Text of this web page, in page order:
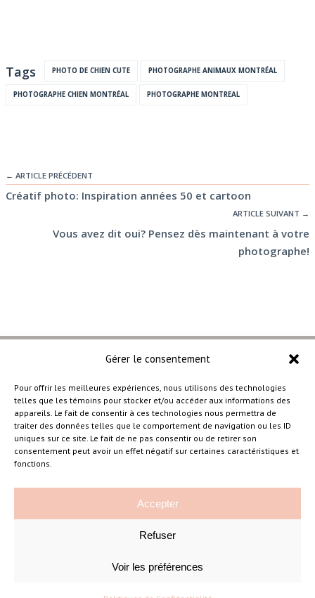
Gérer le consentement
Pour offrir les meilleures expériences, nous utilisons des technologies
telles que les témoins pour stocker et/ou accéder aux informations des
appareils. Le fait de consentir à ces technologies nous permettra de
traiter des données telles que le comportement de navigation ou les ID
uniques sur ce site. Le fait de ne pas consentir ou de retirer son
consentement peut avoir un effet négatif sur certaines caractéristiques et
fonctions.
Accepter
Refuser
Voir les préférences
Tags PHOTO DE CHIEN CUTE PHOTOGRAPHE ANIMAUX MONTRÉAL
PHOTOGRAPHE CHIEN MONTRÉAL PHOTOGRAPHE MONTREAL
← ARTICLE PRÉCÉDENT
Créatif photo: Inspiration années 50 et cartoon
ARTICLE SUIVANT →
Vous avez dit oui? Pensez dès maintenant à votre
photographe!
–
Amélie Cousineau Photographe
©Amelie Cousineau Photographe